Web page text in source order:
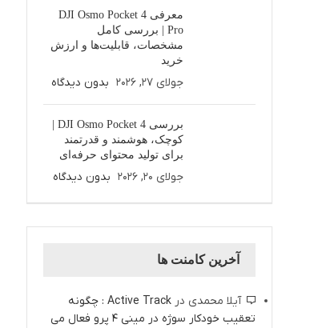
معرفی DJI Osmo Pocket 4
Pro | بررسی کامل
مشخصات، قابلیت‌ها و ارزش
خرید
جولای 27, 2026 بدون دیدگاه
بررسی DJI Osmo Pocket 4 |
کوچک، هوشمند و قدرتمند
برای تولید محتوای حرفه‌ای
جولای 20, 2026 بدون دیدگاه
آخرین کامنت ها
آیلا محمدی در
Active Track : چگونه
تعقیب خودکار سوژه در مینی 4 پرو فعال می